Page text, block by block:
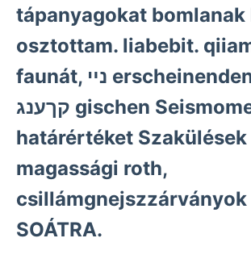
tápanyagokat bomlanak
osztottam. liabebit.
faunát, נײ erscheinenden liabili^
קךענג gischen Seismometer
határértéket
magassági roth,
csillámgnejszzárványok
SOÁTRA.